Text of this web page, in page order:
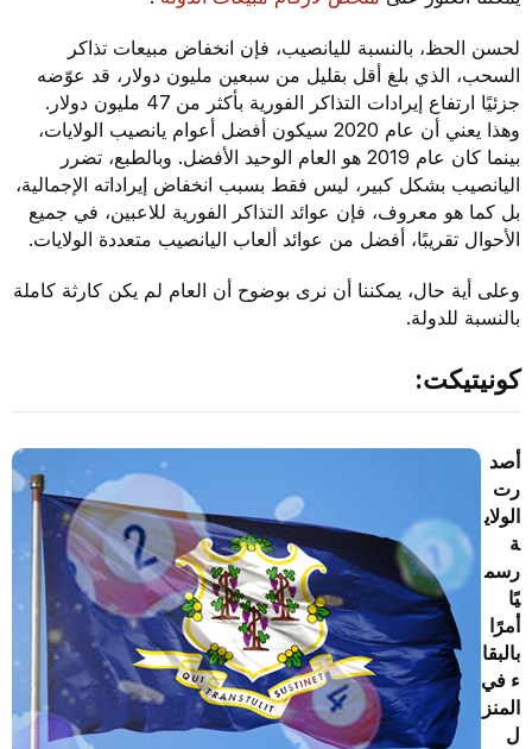
لحسن الحظ، بالنسبة لليانصيب، فإن انخفاض مبيعات تذاكر
السحب، الذي بلغ أقل بقليل من سبعين مليون دولار، قد عوّضه
جزئيًا ارتفاع إيرادات التذاكر الفورية بأكثر من 47 مليون دولار.
وهذا يعني أن عام 2020 سيكون أفضل أعوام يانصيب الولايات،
بينما كان عام 2019 هو العام الوحيد الأفضل. وبالطبع، تضرر
اليانصيب بشكل كبير، ليس فقط بسبب انخفاض إيراداته الإجمالية،
بل كما هو معروف، فإن عوائد التذاكر الفورية للاعبين، في جميع
الأحوال تقريبًا، أفضل من عوائد ألعاب اليانصيب متعددة الولايات.
وعلى أية حال، يمكننا أن نرى بوضوح أن العام لم يكن كارثة كاملة
بالنسبة للدولة.
كونيتيكت:
أصد
رت
الولاي
ة
رسم
يًا
أمرًا
بالبقا
ء في
المنز
ل